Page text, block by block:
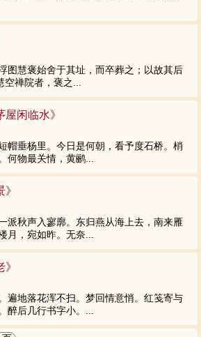
图慧褒始舍于其址，而卒葬之；以故其后
禅院者，褒之...
闲临水》
帽垂杨里。今日是何朝，看予度石桥。梢
何物最关情，黄鹂...
派秋声入寥廓。东归燕从海上去，南来雁
月，宛如昨。无奈...
遍地落花浑不扫。梦回情意悄。红笺寄与
醉后几行书字小。...